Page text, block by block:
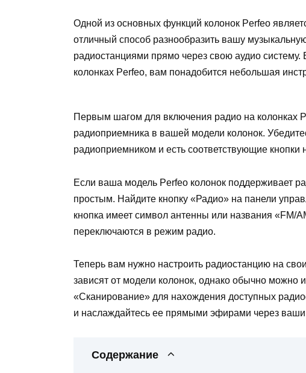
Одной из основных функций колонок Perfeo
отличный способ разнообразить вашу
радиостанциями прямо через свою аудио систему.
колонках Perfeo, вам понадобится небольшая
Первым шагом для включения радио на колонках
радиоприемника в вашей модели колонок.
радиоприемником и есть соответствующие кнопки
Если ваша модель Perfeo колонок поддерживает
простым. Найдите кнопку «Радио» на панели
кнопка имеет символ антенны или названия «FM/
переключаются в режим радио.
Теперь вам нужно настроить радиостанцию на
зависят от модели колонок, однако обычно можно
«Сканирование» для нахождения доступных
и наслаждайтесь ее прямыми эфирами через ваши
Содержание